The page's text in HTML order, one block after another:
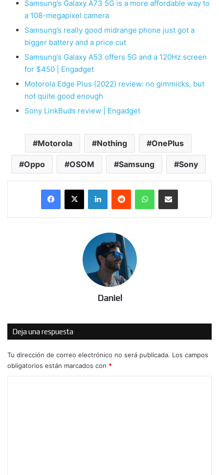
Samsung’s Galaxy A73 5G is a more affordable way to
a 108-megapixel camera
Samsung’s really good midrange phone just got a
bigger battery and a price cut
Samsung’s Galaxy A53 offers 5G and a 120Hz screen
for $450 | Engadget
Motorola Edge Plus (2022) review: no gimmicks, but
not quite good enough
Sony LinkBuds review | Engadget
Motorola Nothing OnePlus
Oppo OSOM Samsung Sony
LinkedInReddit WhatsAppCompartir por correo electrónico
Daniel
Deja una respuesta
Tu dirección de correo electrónico no será publicada. Los campos
obligatorios están marcados con *